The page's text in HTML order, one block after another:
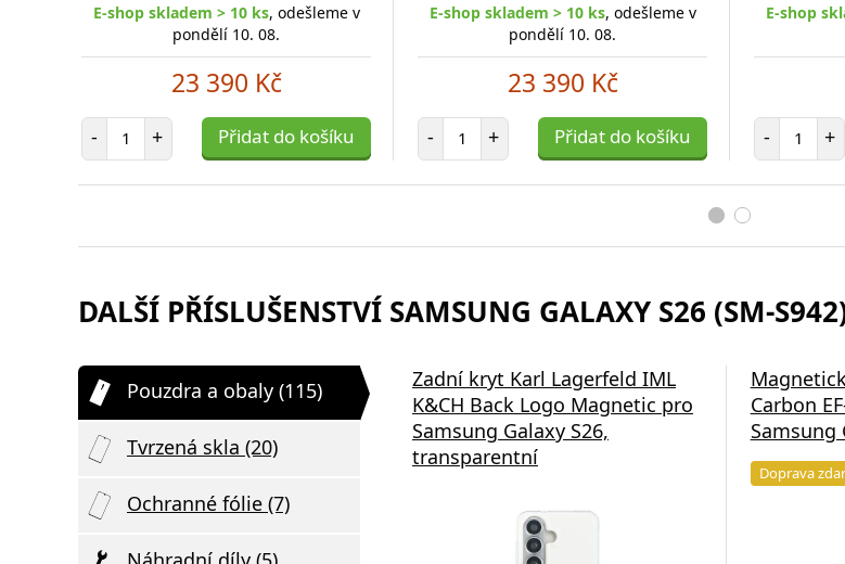
E-shop skladem > 10 ks, odešleme v
pondělí 10. 08.
23 390 Kč
- Počet položek
+ Přidat do košíku
E-shop skladem > 10 ks, odešleme v
pondělí 10. 08.
23 390 Kč
- Počet položek
+ Přidat do košíku
E-shop
- +
DALŠÍ PŘÍSLUŠENSTVÍ SAMSUNG GALAXY S26 (SM-
Pouzdra a obaly (115)
Tvrzená skla (20)
Ochranné fólie (7)
Zadní kryt Karl Lagerfeld IML
K&CH Back Logo Magnetic pro
Samsung Galaxy S26,
transparentní
Carbon
Samsung
Doprava